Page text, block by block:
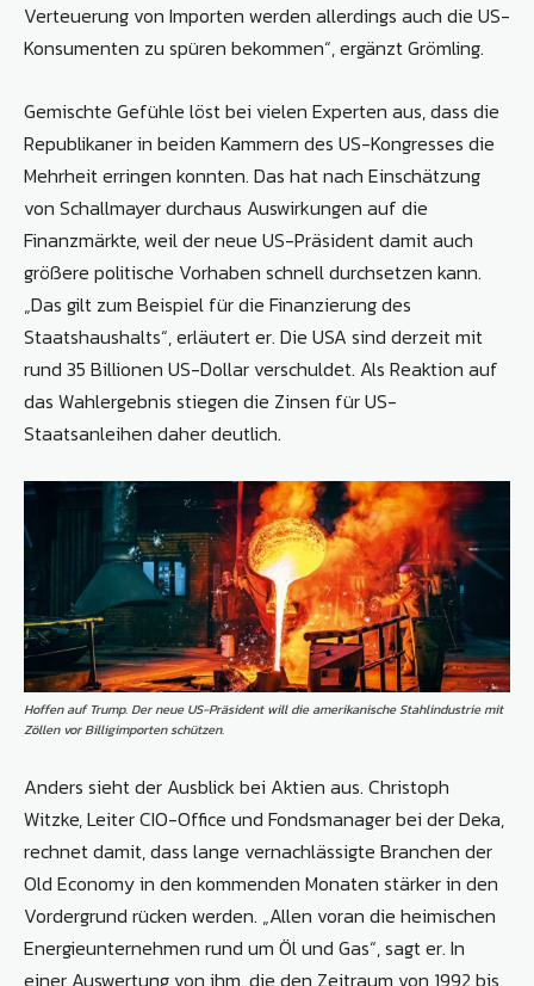
Verteuerung von Importen werden allerdings auch die US-
Konsumenten zu spüren bekommen“, ergänzt Grömling.
Gemischte Gefühle löst bei vielen Experten aus, dass die
Republikaner in beiden Kammern des US-Kongresses die
Mehrheit erringen konnten. Das hat nach Einschätzung
von Schallmayer durchaus Auswirkungen auf die
Finanzmärkte, weil der neue US-Präsident damit auch
größere politische Vorhaben schnell durchsetzen kann.
„Das gilt zum Beispiel für die Finanzierung des
Staatshaushalts“, erläutert er. Die USA sind derzeit mit
rund 35 Billionen US-Dollar verschuldet. Als Reaktion auf
das Wahlergebnis stiegen die Zinsen für US-
Staatsanleihen daher deutlich.
Hoffen auf Trump. Der neue US-Präsident will die amerikanische Stahlindustrie mit
Zöllen vor Billigimporten schützen.
Anders sieht der Ausblick bei Aktien aus. Christoph
Witzke, Leiter CIO-Office und Fondsmanager bei der Deka,
rechnet damit, dass lange vernachlässigte Branchen der
Old Economy in den kommenden Monaten stärker in den
Vordergrund rücken werden. „Allen voran die heimischen
Energieunternehmen rund um Öl und Gas“, sagt er. In
einer Auswertung von ihm, die den Zeitraum von 1992 bis